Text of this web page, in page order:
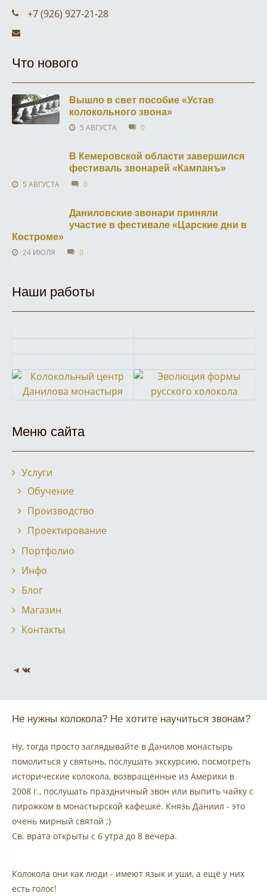
Phone number:
+7 (926) 927-21-28
Что нового
Вышло в свет пособие «Устав
колокольного звона»
5 АВГУСТА
0
В Кемеровской области завершился
фестиваль звонарей «Кампанъ»
5 АВГУСТА
0
Даниловские звонари приняли
участие в фестивале «Царские дни в
Костроме»
24 ИЮЛЯ
0
Наши работы
экскурсия
кампанологическая
лекция
Лавре
Экскурсия
Московский
детский
Фестиваль
колокола»
Колокола
Вооруженных
центр
Данилова
монастыря
русского
Меню сайта
Услуги
Обучение
Производство
Проектирование
Портфолио
Инфо
Блог
Магазин
Контакты
Telegram
Не нужны колокола? Не хотите научиться звонам?
Ну, тогда просто заглядывайте в Данилов монастырь
помолиться у святынь, послушать экскурсию, посмотреть
исторические колокола, возвращённые из Америки в
2008 г., послушать праздничный звон или выпить чайку с
пирожком в монастырской кафешке. Князь Даниил - это
очень мирный святой ;)
Св. врата открыты с 6 утра до 8 вечера.
Колокола они как люди - имеют язык и уши, а ещё у них
есть голос!